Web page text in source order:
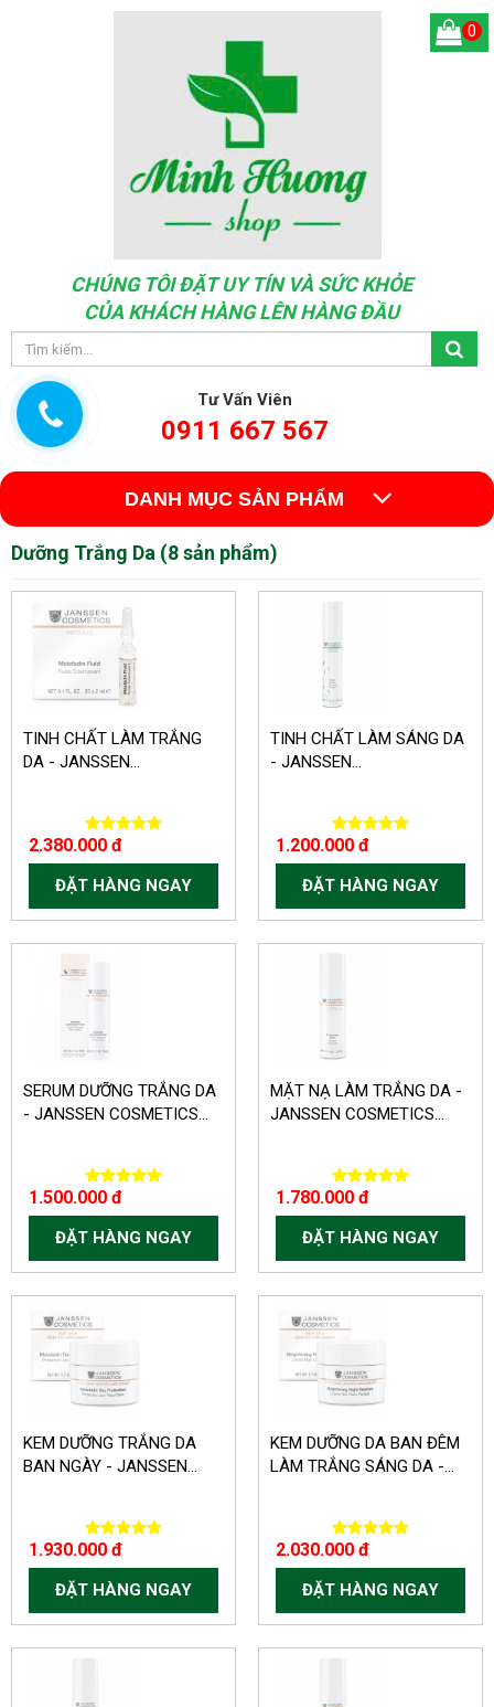
CHÚNG TÔI ĐẶT UY TÍN VÀ SỨC KHỎE
CỦA KHÁCH HÀNG LÊN HÀNG ĐẦU
Tư Vấn Viên
0911 667 567
0
DANH MỤC SẢN PHẨM
Dưỡng Trắng Da (8 sản phẩm)
TINH CHẤT LÀM TRẮNG
DA - JANSSEN...
2.380.000 đ
ĐẶT HÀNG NGAY
TINH CHẤT LÀM SÁNG DA
- JANSSEN...
1.200.000 đ
ĐẶT HÀNG NGAY
SERUM DƯỠNG TRẮNG DA
- JANSSEN COSMETICS...
1.500.000 đ
ĐẶT HÀNG NGAY
MẶT NẠ LÀM TRẮNG DA -
JANSSEN COSMETICS...
1.780.000 đ
ĐẶT HÀNG NGAY
KEM DƯỠNG TRẮNG DA
BAN NGÀY - JANSSEN...
1.930.000 đ
ĐẶT HÀNG NGAY
KEM DƯỠNG DA BAN ĐÊM
LÀM TRẮNG SÁNG DA -...
2.030.000 đ
ĐẶT HÀNG NGAY